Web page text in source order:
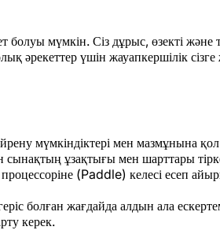
болуы мүмкін. Сіз дұрыс, өзекті және
әрекеттер үшін жауапкершілік
мүмкіндіктері мен мазмұнына қол
ұзақтығы мен шарттары
(Paddle) келесі есеп
болған жағдайда алдын ала
керек.